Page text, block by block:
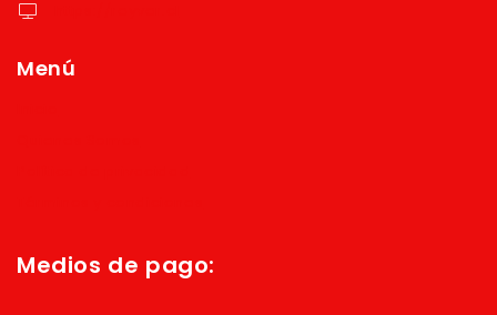
Menú
Medios de pago: